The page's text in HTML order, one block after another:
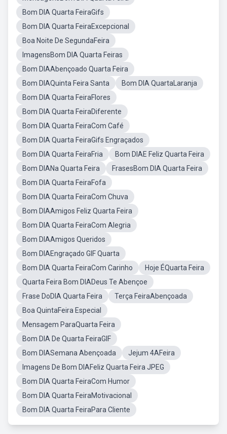
Bom DIA Quarta FeiraGifs
Bom DIA Quarta FeiraExcepcional
Boa Noite De SegundaFeira
ImagensBom DIA Quarta Feiras
Bom DIAAbençoado Quarta Feira
Bom DIAQuinta Feira Santa
Bom DIA QuartaLaranja
Bom DIA Quarta FeiraFlores
Bom DIA Quarta FeiraDiferente
Bom DIA Quarta FeiraCom Café
Bom DIA Quarta FeiraGifs Engraçados
Bom DIA Quarta FeiraFria
Bom DIAE Feliz Quarta Feira
Bom DIANa Quarta Feira
FrasesBom DIA Quarta Feira
Bom DIA Quarta FeiraFofa
Bom DIA Quarta FeiraCom Chuva
Bom DIAAmigos Feliz Quarta Feira
Bom DIA Quarta FeiraCom Alegria
Bom DIAAmigos Queridos
Bom DIAEngraçado GIF Quarta
Bom DIA Quarta FeiraCom Carinho
Hoje ÉQuarta Feira
Quarta Feira Bom DIADeus Te Abençoe
Frase DoDIA Quarta Feira
Terça FeiraAbençoada
Boa QuintaFeira Especial
Mensagem ParaQuarta Feira
Bom DIA De Quarta FeiraGIF
Bom DIASemana Abençoada
Jejum 4AFeira
Imagens De Bom DIAFeliz Quarta Feira JPEG
Bom DIA Quarta FeiraCom Humor
Bom DIA Quarta FeiraMotivacional
Bom DIA Quarta FeiraPara Cliente